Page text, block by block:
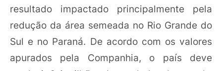
resultado impactado principalmente pela
redução da área semeada no Rio Grande do
Sul e no Paraná. De acordo com os valores
apurados pela Companhia, o país deve